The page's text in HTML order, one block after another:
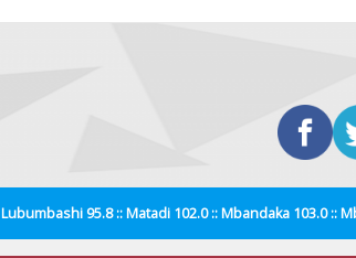
95.8 :: Matadi 102.0 :: Mbandaka 103.0 ::